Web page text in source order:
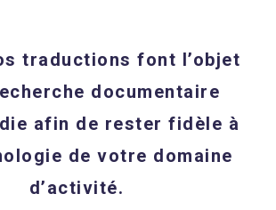
traductions font l’objet
documentaire
afin de rester fidèle à
de votre domaine
d’activité.